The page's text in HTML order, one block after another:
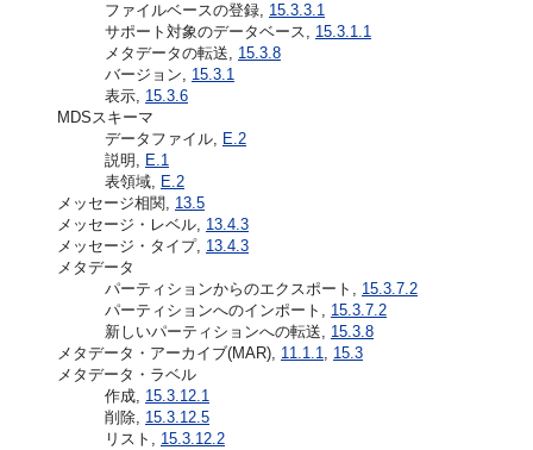
ファイルベースの登録, 15.3.3.1
サポート対象のデータベース, 15.3.1.1
メタデータの転送, 15.3.8
バージョン, 15.3.1
表示, 15.3.6
MDSスキーマ
データファイル, E.2
説明, E.1
表領域, E.2
メッセージ相関, 13.5
メッセージ・レベル, 13.4.3
メッセージ・タイプ, 13.4.3
メタデータ
パーティションからのエクスポート, 15.3.7.2
パーティションへのインポート, 15.3.7.2
新しいパーティションへの転送, 15.3.8
メタデータ・アーカイブ(MAR), 11.1.1, 15.3
メタデータ・ラベル
作成, 15.3.12.1
削除, 15.3.12.5
リスト, 15.3.12.2